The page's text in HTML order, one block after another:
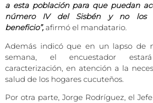
a esta población para que puedan
número IV del Sisbén y no los
beneficio”, afirmó el mandatario.
Además indicó que en un lapso de
semana, el encuestador
caracterización, en atención a la
salud de los hogares cucuteños.
Por otra parte, Jorge Rodríguez, el